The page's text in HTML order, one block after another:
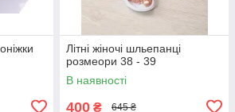
Літні жіночі шльeпанці
розмеори 38 - 39
В наявності
400 ₴ 645 ₴